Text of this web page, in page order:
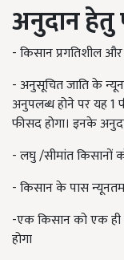
अनुदान हेतु
- किसान प्रगतिशील
- अनुसूचित जाति के
अनुपलब्ध होने पर यह
फीसद होगा। इनके
- लघु /सीमांत किसानों
- किसान के पास
-एक किसान को एक ही
होगा